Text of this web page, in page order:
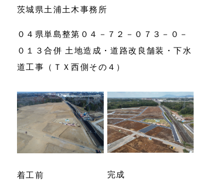
茨城県土浦土木事務所
０４県単島整第０４－７２－０７３－０－
０１３合併 土地造成・道路改良舗装・下水
道工事（ＴＸ西側その４）
着工前 完成